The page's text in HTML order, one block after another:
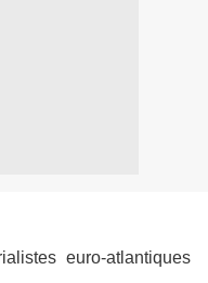
euro-atlantiques